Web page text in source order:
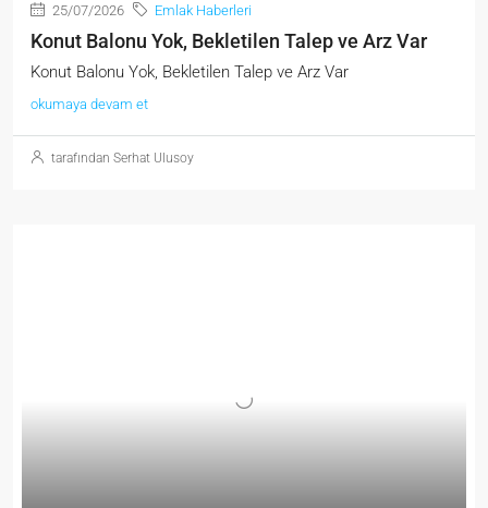
25/07/2026 Emlak Haberleri
Konut Balonu Yok, Bekletilen Talep ve Arz Var
Konut Balonu Yok, Bekletilen Talep ve Arz Var
okumaya devam et
tarafından Serhat Ulusoy